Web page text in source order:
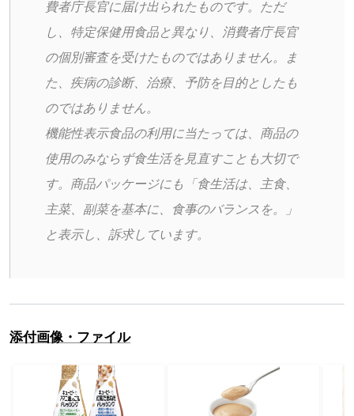
費者庁長官に届け出られたものです。ただ
し、特定保健用食品と異なり、消費者庁長官
の個別審査を受けたものではありません。ま
た、疾病の診断、治療、予防を目的としたも
のではありません。
機能性表示食品の利用に当たっては、商品の
使用のみならず食生活を見直すことも大切で
す。商品パッケージにも「食生活は、主食、
主菜、副菜を基本に、食事のバランスを。」
と表示し、訴求しています。
添付画像・ファイル